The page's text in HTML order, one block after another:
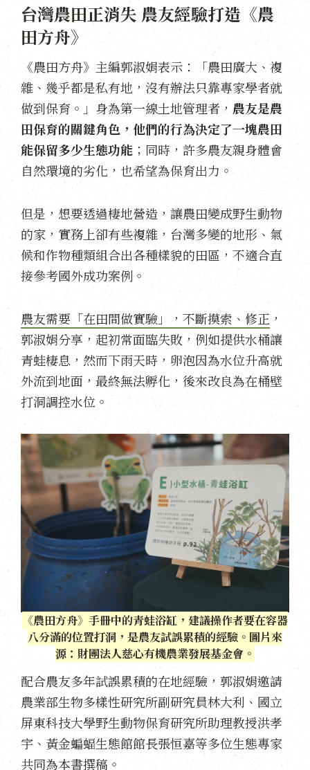
台灣農田正消失 農友經驗打造《農
田方舟》
《農田方舟》主編郭淑娟表示：「農田廣大、複
雜、幾乎都是私有地，沒有辦法只靠專家學者就
做到保育。」身為第一線土地管理者， 農友是農
田保育的關鍵角色，他們的行為決定了一塊農田
能保留多少生態功能 ；同時，許多農友親身體會
自然環境的劣化，也希望為保育出力。
但是，想要透過棲地營造，讓農田變成野生動物
的家，實務上卻有些複雜，台灣多變的地形、氣
候和作物種類組合出各種樣貌的田區，不適合直
接參考國外成功案例。
農友需要「在田間做實驗」，不斷摸索、修正 ，
郭淑娟分享，起初常面臨失敗，例如提供水桶讓
青蛙棲息，然而下雨天時，卵泡因為水位升高就
外流到地面，最終無法孵化，後來改良為在桶壁
打洞調控水位。
《農田方舟》手冊中的青蛙浴缸，建議操作者要在容器
八分滿的位置打洞，是農友試誤累積的經驗。圖片來
源：財團法人慈心有機農業發展基金會。
配合農友多年試誤累積的在地經驗，郭淑娟邀請
農業部生物多樣性研究所副研究員林大利、國立
屏東科技大學野生動物保育研究所助理教授洪孝
宇、黃金蝙蝠生態館館長張恒嘉等多位生態專家
共同為本書撰稿。